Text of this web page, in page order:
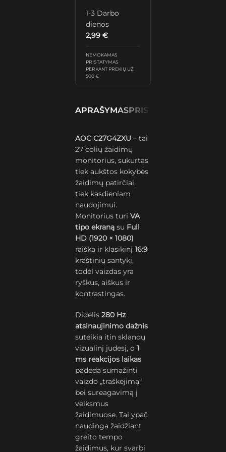
1-3 Darbo
dienos
2,99€
NEMOKAMAS
PRISTATYMAS
PERKANT PREKIŲ UŽ
500 €
APRAŠYMASPRISTATYMAS IR
AOC C27G4ZXU – tai
27 colių žaidimų
monitorius, sukurtas
tiek aukštos kokybės
žaidimų patirčiai,
tiek kasdieniam
naudojimui.
Monitorius turiVA
tipo ekraną su Full
HD (1920 × 1080)
raiška ir klasikinį16:9
kraštinių santykį,
todėl vaizdas yra
ryškus, aiškus ir
kontrastingas.
Didelis280 Hz
atsinaujinimo dažnis
suteikia itin sklandų
vizualinį judesį, o1
ms reakcijos laikas
padeda sumažinti
vaizdo „traškėjimą“
bei sureagavimą į
veiksmus
žaidimuose. Tai ypač
naudinga žaidžiant
greito tempo
žaidimus, kur svarbi